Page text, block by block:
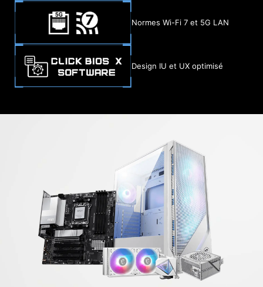
Normes Wi-Fi 7 et 5G LAN
Design IU et UX optimisé